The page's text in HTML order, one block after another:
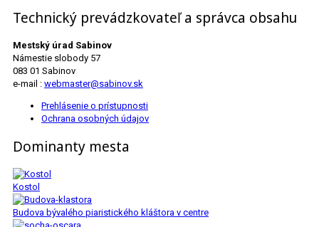
Technický prevádzkovateľ a správca obsahu
Mestský úrad Sabinov
Námestie slobody 57
083 01 Sabinov
e-mail : webmaster@sabinov.sk
Prehlásenie o prístupnosti
Ochrana osobných údajov
Dominanty mesta
Kostol
Budova bývalého piaristického kláštora v centre